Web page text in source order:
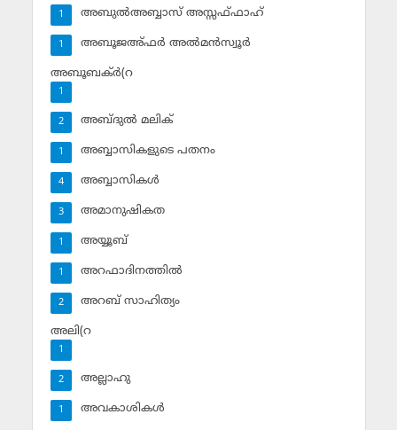
അബുല്‍അബ്ബാസ് അസ്സഫ്ഫാഹ്‌
1
അബൂജഅ്ഫര്‍ അല്‍മന്‍സ്വൂര്‍
1
അബൂബക്ര്‍(റ
1
അബ്ദുല്‍ മലിക്‌
2
അബ്ബാസികളുടെ പതനം
1
അബ്ബാസികള്‍
4
അമാനുഷികത
3
അയ്യൂബ്‌
1
അറഫാദിനത്തില്‍
1
അറബ് സാഹിത്യം
2
അലി(റ
1
അല്ലാഹു
2
അവകാശികള്‍
1